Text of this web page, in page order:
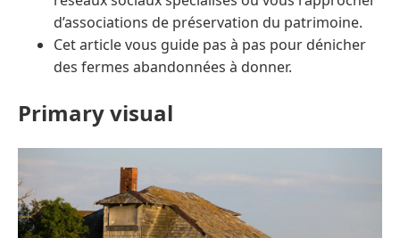
d’associations de préservation du patrimoine.
Cet article vous guide pas à pas pour dénicher
des fermes abandonnées à donner.
Primary visual